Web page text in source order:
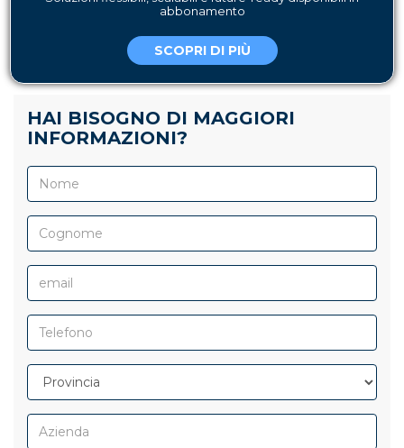
abbonamento
SCOPRI DI PIÙ
HAI BISOGNO DI MAGGIORI
INFORMAZIONI?